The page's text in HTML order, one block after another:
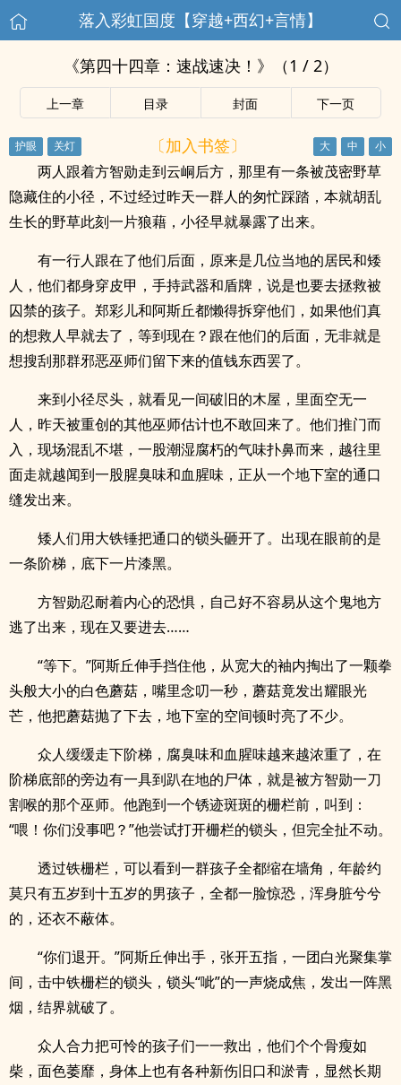
落入彩虹国度【穿越+西幻+言情】
《第四十四章：速战速决！》（1 / 2）
上一章 目录 封面 下一页
〔加入书签〕
两人跟着方智勋走到云峒后方，那里有一条被茂密野草
隐藏住的小径，不过经过昨天一群人的匆忙踩踏，本就胡乱
生长的野草此刻一片狼藉，小径早就暴露了出来。
有一行人跟在了他们后面，原来是几位当地的居民和矮
人，他们都身穿皮甲，手持武器和盾牌，说是也要去拯救被
囚禁的孩子。郑彩儿和阿斯丘都懒得拆穿他们，如果他们真
的想救人早就去了，等到现在？跟在他们的后面，无非就是
想搜刮那群邪恶巫师们留下来的值钱东西罢了。
来到小径尽头，就看见一间破旧的木屋，里面空无一
人，昨天被重创的其他巫师估计也不敢回来了。他们推门而
入，现场混乱不堪，一股潮湿腐朽的气味扑鼻而来，越往里
面走就越闻到一股腥臭味和血腥味，正从一个地下室的通口
缝发出来。
矮人们用大铁锤把通口的锁头砸开了。出现在眼前的是
一条阶梯，底下一片漆黑。
方智勋忍耐着内心的恐惧，自己好不容易从这个鬼地方
逃了出来，现在又要进去……
“等下。”阿斯丘伸手挡住他，从宽大的袖内掏出了一颗拳
头般大小的白色蘑菇，嘴里念叨一秒，蘑菇竟发出耀眼光
芒，他把蘑菇抛了下去，地下室的空间顿时亮了不少。
众人缓缓走下阶梯，腐臭味和血腥味越来越浓重了，在
阶梯底部的旁边有一具到趴在地的尸体，就是被方智勋一刀
割喉的那个巫师。他跑到一个锈迹斑斑的栅栏前，叫到：
“喂！你们没事吧？”他尝试打开栅栏的锁头，但完全扯不动。
透过铁栅栏，可以看到一群孩子全都缩在墙角，年龄约
莫只有五岁到十五岁的男孩子，全都一脸惊恐，浑身脏兮兮
的，还衣不蔽体。
“你们退开。”阿斯丘伸出手，张开五指，一团白光聚集掌
间，击中铁栅栏的锁头，锁头“呲”的一声烧成焦，发出一阵黑
烟，结界就破了。
众人合力把可怜的孩子们一一救出，他们个个骨瘦如
柴，面色萎靡，身体上也有各种新伤旧口和淤青，显然长期